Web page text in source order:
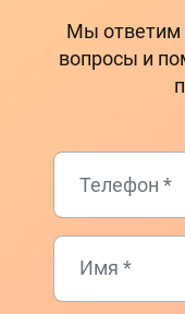
Мы ответим
вопросы и